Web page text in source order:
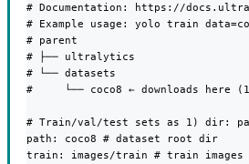
# Documentation: https://
# Example usage: yolo train
# parent
# ├── ultralytics
# └── datasets
#     └── coco8 ← downloads here (1
# Train/val/test sets as 1) dir:
path: coco8 # dataset root dir
train: images/train # train